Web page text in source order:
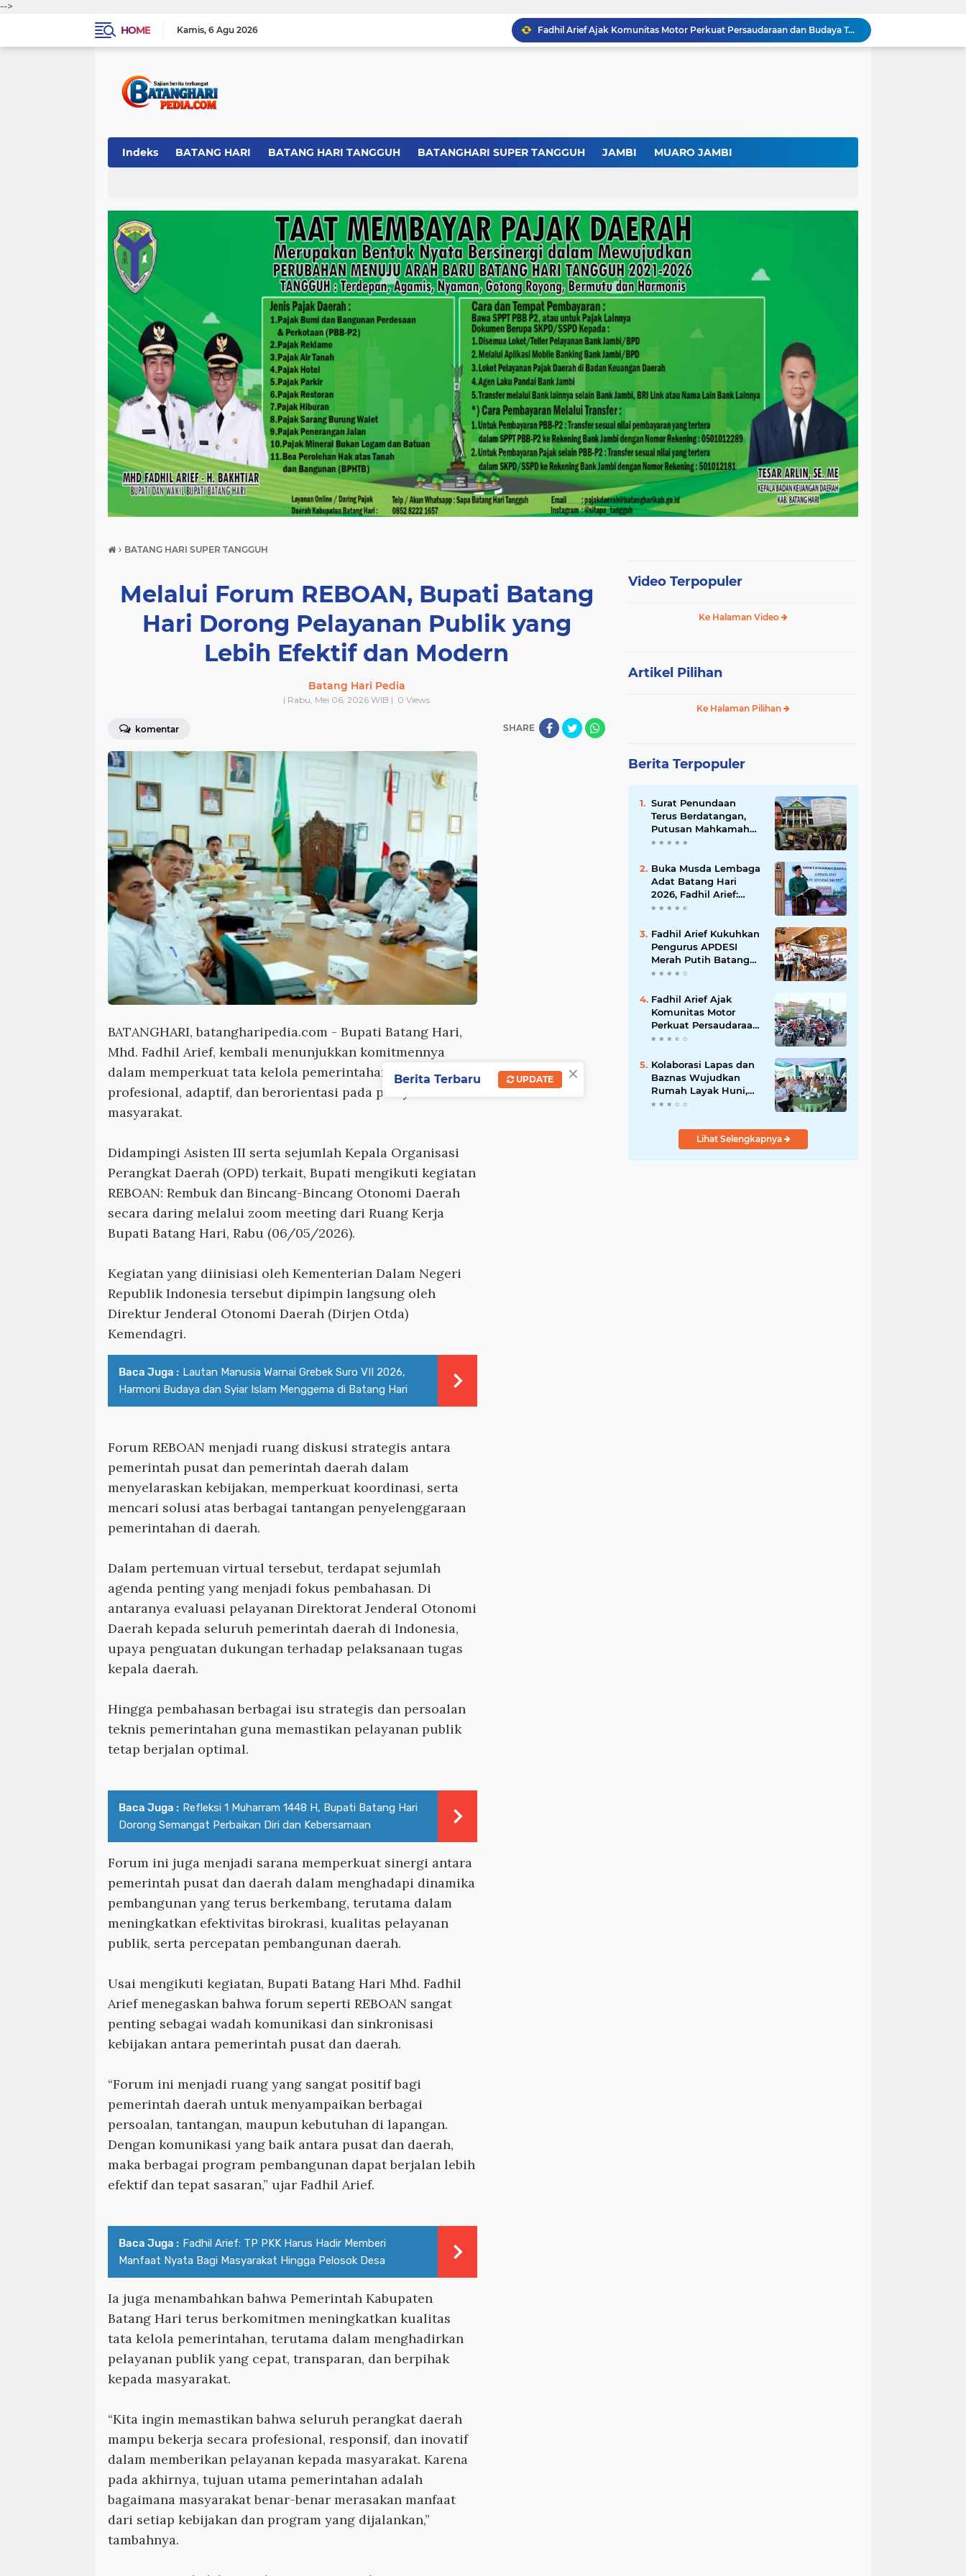
-->
HOME
Kamis 6 Agu 2026
Fadhil Arief Ajak Komunitas Motor Perkuat Persaudaraan dan Budaya Tertib Berlalu Lintas
Surat Penundaan Terus Berdatangan, Putusan Mahkamah Agung Sudah Final, Mengapa Eksekusi Belum Dilaksanakan?
Buka Musda Lembaga Adat Batang Hari 2026, Fadhil Arief: Adat Adalah Benteng Jati Diri Generasi Muda
Indeks BATANG HARI BATANG HARI TANGGUH BATANGHARI SUPER TANGGUH JAMBI MUARO JAMBI
› BATANG HARI SUPER TANGGUH
Melalui Forum REBOAN, Bupati Batang
Hari Dorong Pelayanan Publik yang
Lebih Efektif dan Modern
Batang Hari Pedia
| Rabu, Mei 06, 2026 WIB | 0 Views
komentar SHARE
BATANGHARI, batangharipedia.com - Bupati Batang Hari,
Mhd. Fadhil Arief, kembali menunjukkan komitmennya
dalam memperkuat tata kelola pemerintahan daerah yang
profesional, adaptif, dan berorientasi pada pelayanan
masyarakat.
Didampingi Asisten III serta sejumlah Kepala Organisasi
Perangkat Daerah (OPD) terkait, Bupati mengikuti kegiatan
REBOAN: Rembuk dan Bincang-Bincang Otonomi Daerah
secara daring melalui zoom meeting dari Ruang Kerja
Bupati Batang Hari, Rabu (06/05/2026).
Kegiatan yang diinisiasi oleh Kementerian Dalam Negeri
Republik Indonesia tersebut dipimpin langsung oleh
Direktur Jenderal Otonomi Daerah (Dirjen Otda)
Kemendagri.
Baca Juga : Lautan Manusia Warnai Grebek Suro VII 2026,
Harmoni Budaya dan Syiar Islam Menggema di Batang Hari
Forum REBOAN menjadi ruang diskusi strategis antara
pemerintah pusat dan pemerintah daerah dalam
menyelaraskan kebijakan, memperkuat koordinasi, serta
mencari solusi atas berbagai tantangan penyelenggaraan
pemerintahan di daerah.
Dalam pertemuan virtual tersebut, terdapat sejumlah
agenda penting yang menjadi fokus pembahasan. Di
antaranya evaluasi pelayanan Direktorat Jenderal Otonomi
Daerah kepada seluruh pemerintah daerah di Indonesia,
upaya penguatan dukungan terhadap pelaksanaan tugas
kepala daerah.
Hingga pembahasan berbagai isu strategis dan persoalan
teknis pemerintahan guna memastikan pelayanan publik
tetap berjalan optimal.
Baca Juga : Refleksi 1 Muharram 1448 H, Bupati Batang Hari
Dorong Semangat Perbaikan Diri dan Kebersamaan
Forum ini juga menjadi sarana memperkuat sinergi antara
pemerintah pusat dan daerah dalam menghadapi dinamika
pembangunan yang terus berkembang, terutama dalam
meningkatkan efektivitas birokrasi, kualitas pelayanan
publik, serta percepatan pembangunan daerah.
Usai mengikuti kegiatan, Bupati Batang Hari Mhd. Fadhil
Arief menegaskan bahwa forum seperti REBOAN sangat
penting sebagai wadah komunikasi dan sinkronisasi
kebijakan antara pemerintah pusat dan daerah.
“Forum ini menjadi ruang yang sangat positif bagi
pemerintah daerah untuk menyampaikan berbagai
persoalan, tantangan, maupun kebutuhan di lapangan.
Dengan komunikasi yang baik antara pusat dan daerah,
maka berbagai program pembangunan dapat berjalan lebih
efektif dan tepat sasaran,” ujar Fadhil Arief.
Baca Juga : Fadhil Arief: TP PKK Harus Hadir Memberi
Manfaat Nyata Bagi Masyarakat Hingga Pelosok Desa
Ia juga menambahkan bahwa Pemerintah Kabupaten
Batang Hari terus berkomitmen meningkatkan kualitas
tata kelola pemerintahan, terutama dalam menghadirkan
pelayanan publik yang cepat, transparan, dan berpihak
kepada masyarakat.
“Kita ingin memastikan bahwa seluruh perangkat daerah
mampu bekerja secara profesional, responsif, dan inovatif
dalam memberikan pelayanan kepada masyarakat. Karena
pada akhirnya, tujuan utama pemerintahan adalah
bagaimana masyarakat benar-benar merasakan manfaat
dari setiap kebijakan dan program yang dijalankan,”
tambahnya.
Video Terpopuler
Ke Halaman Video
Artikel Pilihan
Ke Halaman Pilihan
Berita Terpopuler
Surat Penundaan
Terus Berdatangan,
Putusan Mahkamah
Agung Sudah Final,
Belum Dilaksanakan?
Buka Musda Lembaga
Adat Batang Hari
2026, Fadhil Arief:
Adat Adalah Benteng
Muda
Fadhil Arief Kukuhkan
Pengurus APDESI
Merah Putih Batang
Hari, Iknak Nahkodai
Fadhil Arief Ajak
Komunitas Motor
Perkuat Persaudaraan
dan Budaya Tertib
Kolaborasi Lapas dan
Baznas Wujudkan
Rumah Layak Huni,
Fadhil Arief: Bukti
Untuk Rakyat
Lihat Selengkapnya
×
Berita Terbaru UPDATE